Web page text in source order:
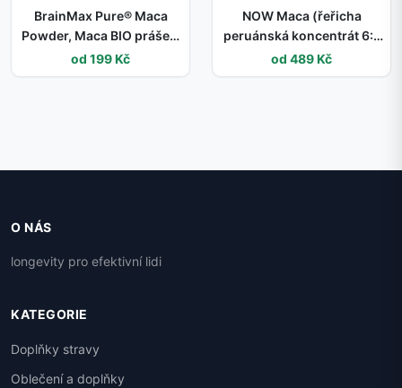
BrainMax Pure® Maca
Powder, Maca BIO prášek,
200 g
od 199 Kč
NOW Maca (řeřicha
peruánská koncentrát 6:1
RAW), 750 mg, 90
rostlinných kapslí
od 489 Kč
O NÁS
longevity pro efektivní lidi
KATEGORIE
Doplňky stravy
Oblečení a doplňky